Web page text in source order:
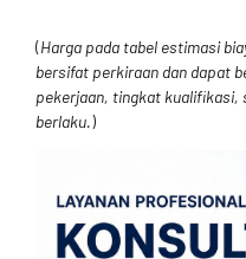
(Harga pada tabel estimasi
bersifat perkiraan dan dapat
pekerjaan, tingkat kualifikasi,
berlaku.)